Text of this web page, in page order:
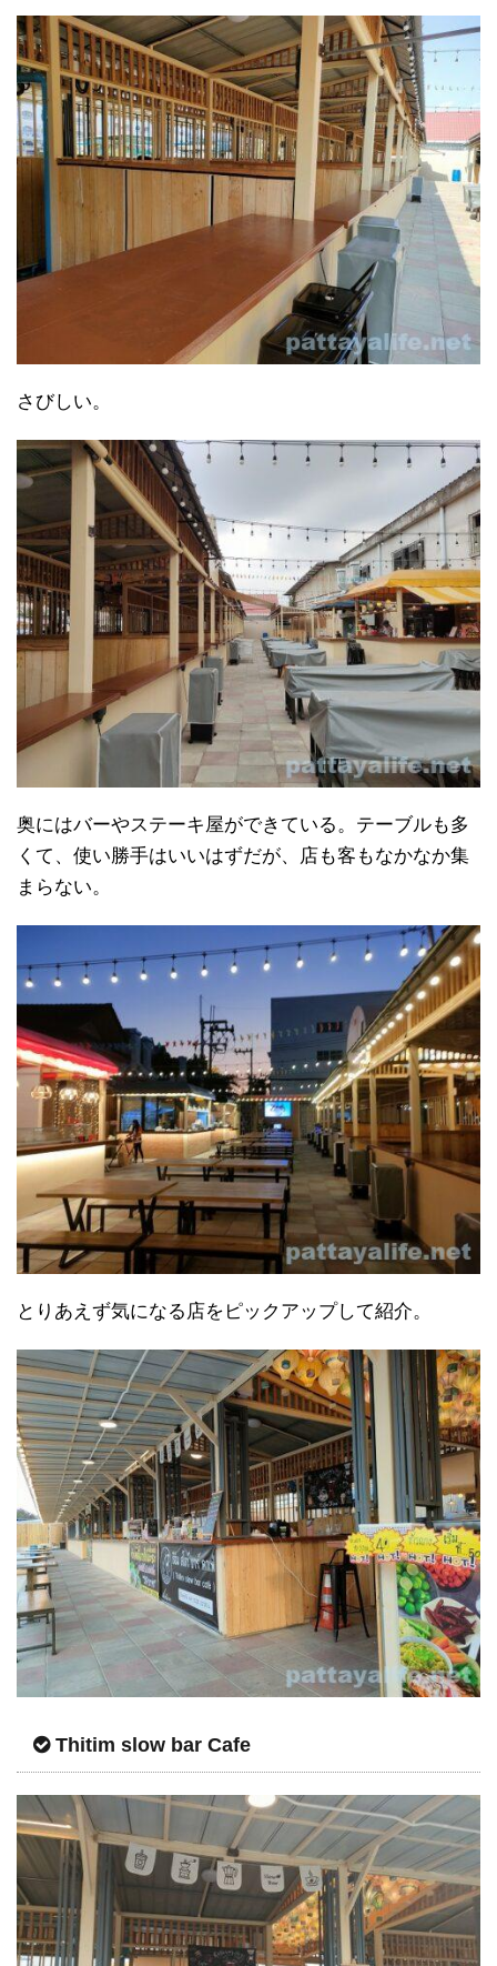
さびしい。
奥にはバーやステーキ屋ができている。テーブルも多
くて、使い勝手はいいはずだが、店も客もなかなか集
まらない。
とりあえず気になる店をピックアップして紹介。
Thitim slow bar Cafe